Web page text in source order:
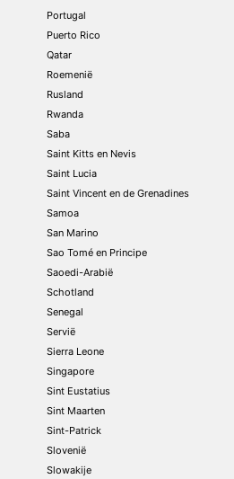
Portugal
Puerto Rico
Qatar
Roemenië
Rusland
Rwanda
Saba
Saint Kitts en Nevis
Saint Lucia
Saint Vincent en de Grenadines
Samoa
San Marino
Sao Tomé en Principe
Saoedi-Arabië
Schotland
Senegal
Servië
Sierra Leone
Singapore
Sint Eustatius
Sint Maarten
Sint-Patrick
Slovenië
Slowakije